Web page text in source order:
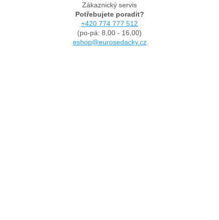
Zákaznický servis
Potřebujete poradit?
+420 774 777 512
(po-pá: 8,00 - 16,00)
eshop@eurosedacky.cz